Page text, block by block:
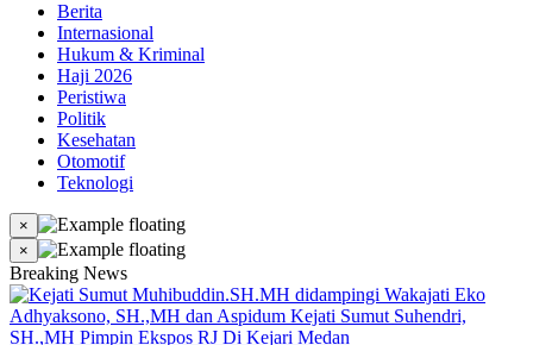
Berita
Internasional
Hukum & Kriminal
Haji 2026
Peristiwa
Politik
Kesehatan
Otomotif
Teknologi
×
×
Breaking News